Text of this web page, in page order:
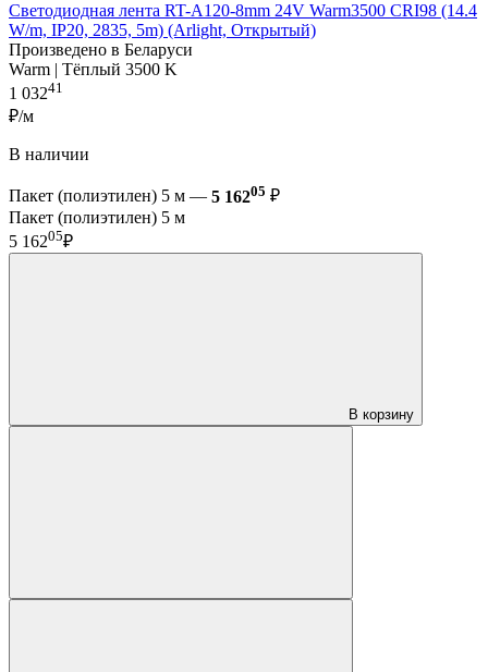
Светодиодная лента RT-A120-8mm 24V Warm3500 CRI98 (14.4
W/m, IP20, 2835, 5m) (Arlight, Открытый)
Произведено в Беларуси
Warm | Тёплый 3500 K
1 03241
₽/м
В наличии
Пакет (полиэтилен) 5 м — 5 16205 ₽
Пакет (полиэтилен) 5 м
5 16205₽
В корзину